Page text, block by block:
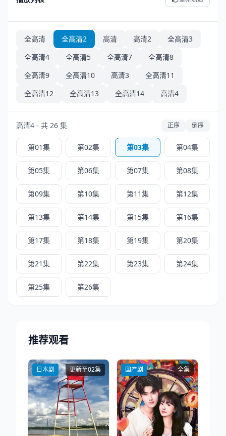
全高清 全高清2 高清 高清2
全高清3
全高清4
全高清5 全高清7
全高清8
全高清9
全高清10 高清3
全高清11
全高清12
全高清13 全高清14 高清4
高清4 - 共 26 集 正序 倒序
第01集 第02集 第03集 第04集
第05集 第06集 第07集 第08集
第09集 第10集 第11集 第12集
第13集 第14集 第15集 第16集
第17集 第18集 第19集 第20集
第21集 第22集 第23集 第24集
第25集 第26集
推荐观看
日本剧 更新至02集 国产剧 全集